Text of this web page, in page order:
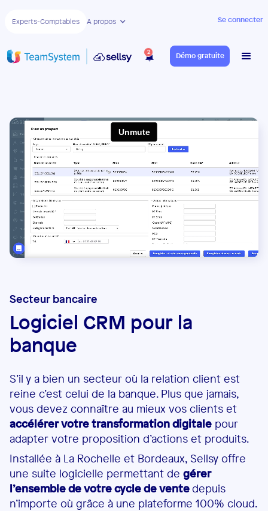
Experts-Comptables A propos Se connecter
2 Démo gratuite
Secteur bancaire
Logiciel CRM pour la
banque
S’il y a bien un secteur où la relation client est
reine c’est celui de la banque. Plus que jamais,
vous devez connaître au mieux vos clients et
accélérer votre transformation digitale pour
adapter votre proposition d’actions et produits.
Installée à La Rochelle et Bordeaux, Sellsy offre
une suite logicielle permettant de gérer
l’ensemble de votre cycle de ventedepuis
n’importe où grâce à une plateforme 100% cloud.